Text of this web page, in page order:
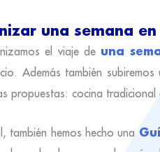
una semana
el viaje de una
Además también
propuestas: cocina
también hemos hecho una